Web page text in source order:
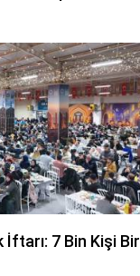
7 Bin Kişi Bir